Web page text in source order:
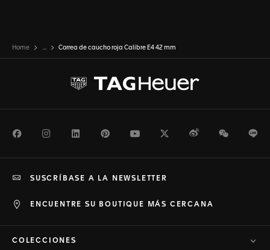
Home ... Correa de caucho roja Calibre E4 42 mm
FacebookInstagramLinkedInPinterestYoutubeTwitterWeiboWeChat
ENCUENTRE SU BOUTIQUE MÁS CERCANA
SUSCRÍBASE A LA NEWSLETTER
COLECCIONES